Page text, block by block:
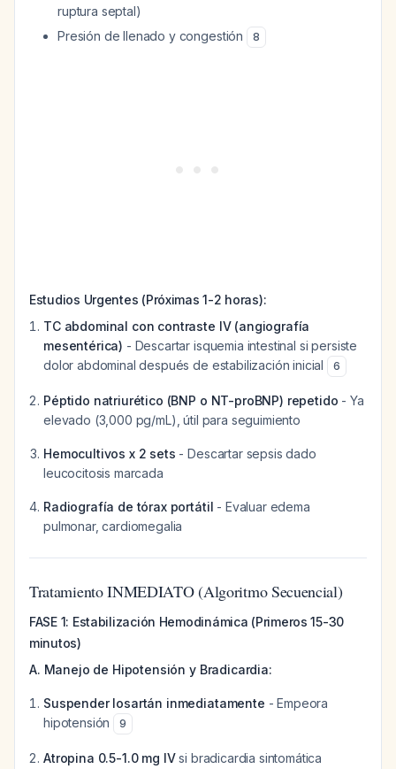
ruptura septal)
Presión de llenado y congestión
8
Estudios Urgentes (Próximas 1-2 horas):
TC abdominal con contraste IV (angiografía
mesentérica) - Descartar isquemia intestinal si persiste
dolor abdominal después de estabilización inicial
6
Péptido natriurético (BNP o NT-proBNP) repetido - Ya
elevado (3,000 pg/mL), útil para seguimiento
Hemocultivos x 2 sets - Descartar sepsis dado
leucocitosis marcada
Radiografía de tórax portátil - Evaluar edema
pulmonar, cardiomegalia
Tratamiento INMEDIATO (Algoritmo Secuencial)
FASE 1: Estabilización Hemodinámica (Primeros 15-30
minutos)
A. Manejo de Hipotensión y Bradicardia:
Suspender losartán inmediatamente - Empeora
hipotensión
9
Atropina 0.5-1.0 mg IVsi bradicardia sintomática